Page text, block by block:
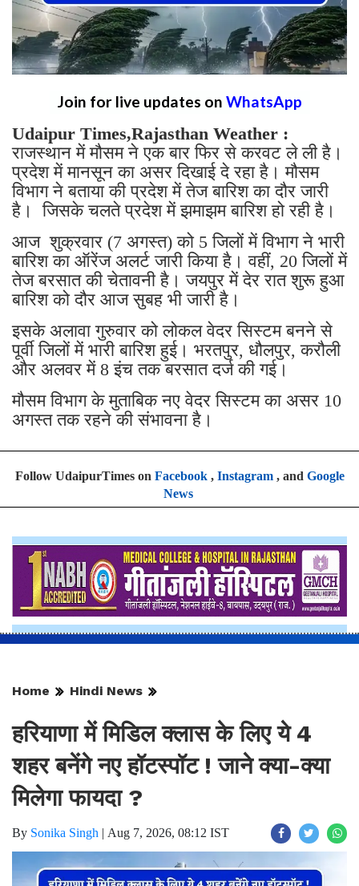
Join for live updates on WhatsApp
Udaipur Times,Rajasthan Weather :
राजस्थान में मौसम ने एक बार फिर से करवट ले ली है।
प्रदेश में मानसून का असर दिखाई दे रहा है। मौसम
विभाग ने बताया की प्रदेश में तेज बारिश का दौर जारी
है। जिसके चलते प्रदेश में झमाझम बारिश हो रही है।
आज शुक्रवार (7 अगस्त) को 5 जिलों में विभाग ने भारी
बारिश का ऑरेंज अलर्ट जारी किया है। वहीं, 20 जिलों में
तेज बरसात की चेतावनी है। जयपुर में देर रात शुरू हुआ
बारिश को दौर आज सुबह भी जारी है।
इसके अलावा गुरुवार को लोकल वेदर सिस्टम बनने से
पूर्वी जिलों में भारी बारिश हुई। भरतपुर, धौलपुर, करौली
और अलवर में 8 इंच तक बरसात दर्ज की गई।
मौसम विभाग के मुताबिक नए वेदर सिस्टम का असर 10
अगस्त तक रहने की संभावना है।
Follow UdaipurTimes on Facebook, Instagram, and Google
News
Home Hindi News
हरियाणा में मिडिल क्लास के लिए ये 4
शहर बनेंगे नए हॉटस्पॉट ! जाने क्या-क्या
मिलेगा फायदा ?
By Sonika Singh Aug 7, 2026, 08:12 IST